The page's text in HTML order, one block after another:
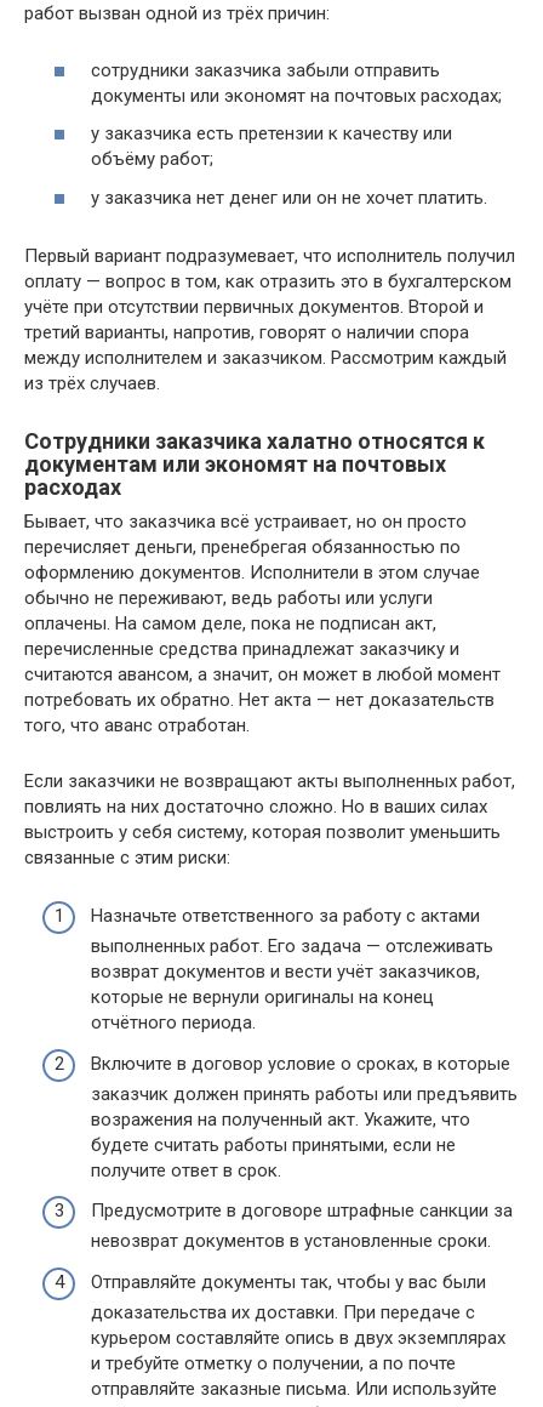
работ вызван одной из трёх причин:
сотрудники заказчика забыли отправить
документы или экономят на почтовых расходах;
у заказчика есть претензии к качеству или
объёму работ;
у заказчика нет денег или он не хочет платить.
Первый вариант подразумевает, что исполнитель получил
оплату — вопрос в том, как отразить это в бухгалтерском
учёте при отсутствии первичных документов. Второй и
третий варианты, напротив, говорят о наличии спора
между исполнителем и заказчиком. Рассмотрим каждый
из трёх случаев.
Сотрудники заказчика халатно относятся к
документам или экономят на почтовых
расходах
Бывает, что заказчика всё устраивает, но он просто
перечисляет деньги, пренебрегая обязанностью по
оформлению документов. Исполнители в этом случае
обычно не переживают, ведь работы или услуги
оплачены. На самом деле, пока не подписан акт,
перечисленные средства принадлежат заказчику и
считаются авансом, а значит, он может в любой момент
потребовать их обратно. Нет акта — нет доказательств
того, что аванс отработан.
Если заказчики не возвращают акты выполненных работ,
повлиять на них достаточно сложно. Но в ваших силах
выстроить у себя систему, которая позволит уменьшить
связанные с этим риски:
Назначьте ответственного за работу с актами
выполненных работ. Его задача — отслеживать
возврат документов и вести учёт заказчиков,
которые не вернули оригиналы на конец
отчётного периода.
Включите в договор условие о сроках, в которые
заказчик должен принять работы или предъявить
возражения на полученный акт. Укажите, что
будете считать работы принятыми, если не
получите ответ в срок.
Предусмотрите в договоре штрафные санкции за
невозврат документов в установленные сроки.
Отправляйте документы так, чтобы у вас были
доказательства их доставки. При передаче с
курьером составляйте опись в двух экземплярах
и требуйте отметку о получении, а по почте
отправляйте заказные письма. Или используйте